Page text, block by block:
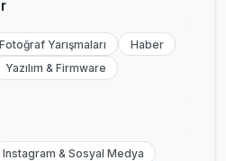
Yarışmaları
Haber
Yazılım & Firmware
Instagram & Sosyal Medya